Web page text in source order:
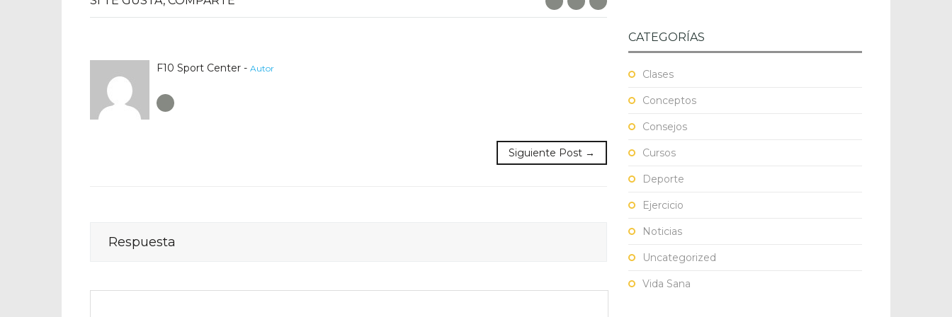
F10 Sport Center - Autor
Siguiente Post →
Respuesta
CATEGORÍAS
Clases
Conceptos
Consejos
Cursos
Deporte
Ejercicio
Noticias
Uncategorized
Vida Sana